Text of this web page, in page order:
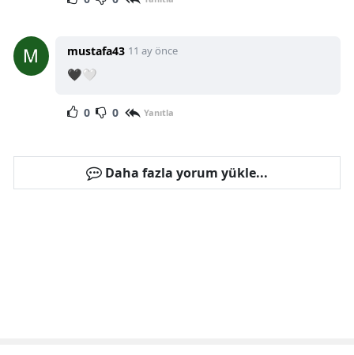
mustafa43 11 ay önce
🖤🤍
0 0 Yanıtla
Daha fazla yorum yükle...